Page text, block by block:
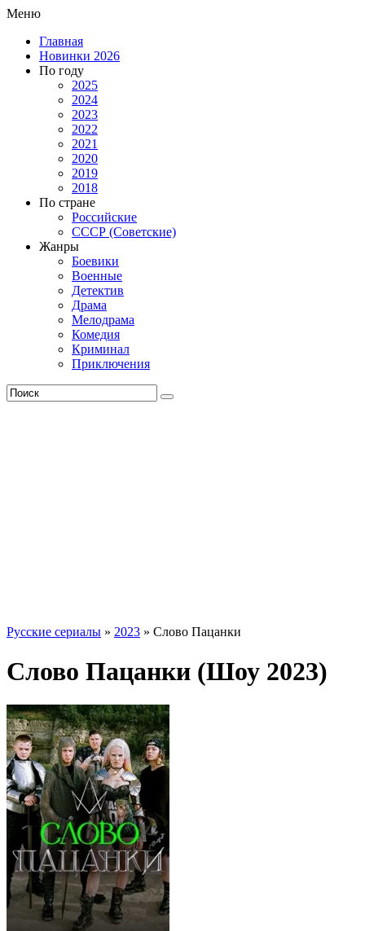
Меню
Главная
Новинки 2026
По году
2025
2024
2023
2022
2021
2020
2019
2018
По стране
Российские
СССР (Советские)
Жанры
Боевики
Военные
Детектив
Драма
Мелодрама
Комедия
Криминал
Приключения
Русские сериалы » 2023 » Слово Пацанки
Слово Пацанки (Шоу 2023)